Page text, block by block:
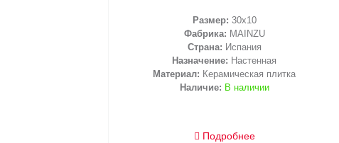
Размер: 30x10
Фабрика: MAINZU
Страна: Испания
Назначение: Настенная
Материал: Керамическая плитка
Наличие: В наличии
Подробнее